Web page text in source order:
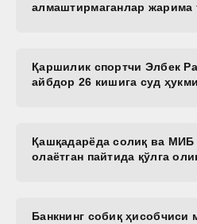
алмаштирмаганлар жарима
Қаршилик спортчи Элбек
айбдор 26 кишига суд
Қашқадарёда солиқ ва
олаётган пайтида қўлга
Банкнинг собиқ ҳисобчиси